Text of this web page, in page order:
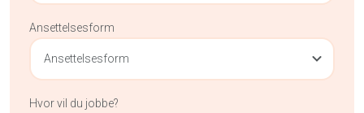
Ansettelsesform
Ansettelsesform
Hvor vil du jobbe?